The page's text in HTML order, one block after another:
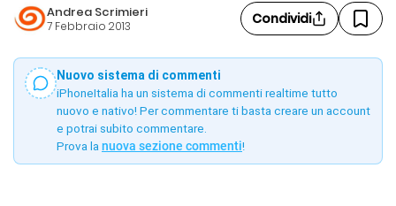
Andrea Scrimieri
7 Febbraio 2013 Condividi
Nuovo sistema di commenti
iPhoneItalia ha un sistema di commenti realtime tutto
nuovo e nativo! Per commentare ti basta creare un account
e potrai subito commentare.
Prova la nuova sezione commenti!